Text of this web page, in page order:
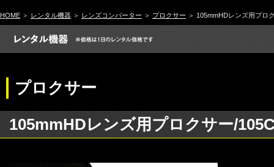
HOME ＞ レンタル機器 ＞ レンズコンバーター ＞ プロクサー ＞ 105mmHDレンズ用プロ
プロクサー
105mmHDレンズ用プロクサー/